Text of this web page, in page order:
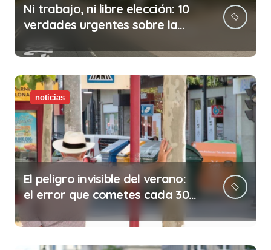
Ni trabajo, ni libre elección: 10
verdades urgentes sobre la
noticias
El peligro invisible del verano:
el error que cometes cada 30
minutos en tu trabajo (y la
ilegalidad que te puede costar
la vida)